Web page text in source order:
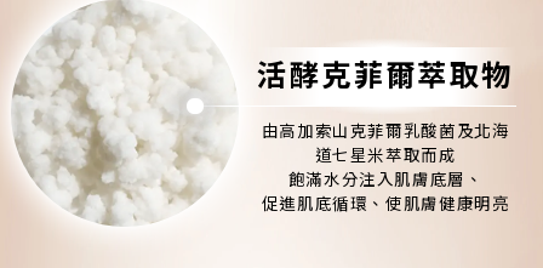
活酵克菲爾萃取物
由高加索山克菲爾乳酸菌及北海
道七星米萃取而成
飽滿水分注入肌膚底層、
促進肌底循環、使肌膚健康明亮